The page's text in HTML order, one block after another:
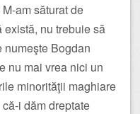
am săturat de
nu trebuie să
numeşte Bogdan
nu mai vrea nici un
minorităţii maghiare
i dăm dreptate